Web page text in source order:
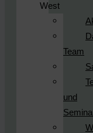
West
Team
und